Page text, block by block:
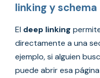
linking y schema
El deep linking
directamente a una
ejemplo, si alguien
puede abrir esa